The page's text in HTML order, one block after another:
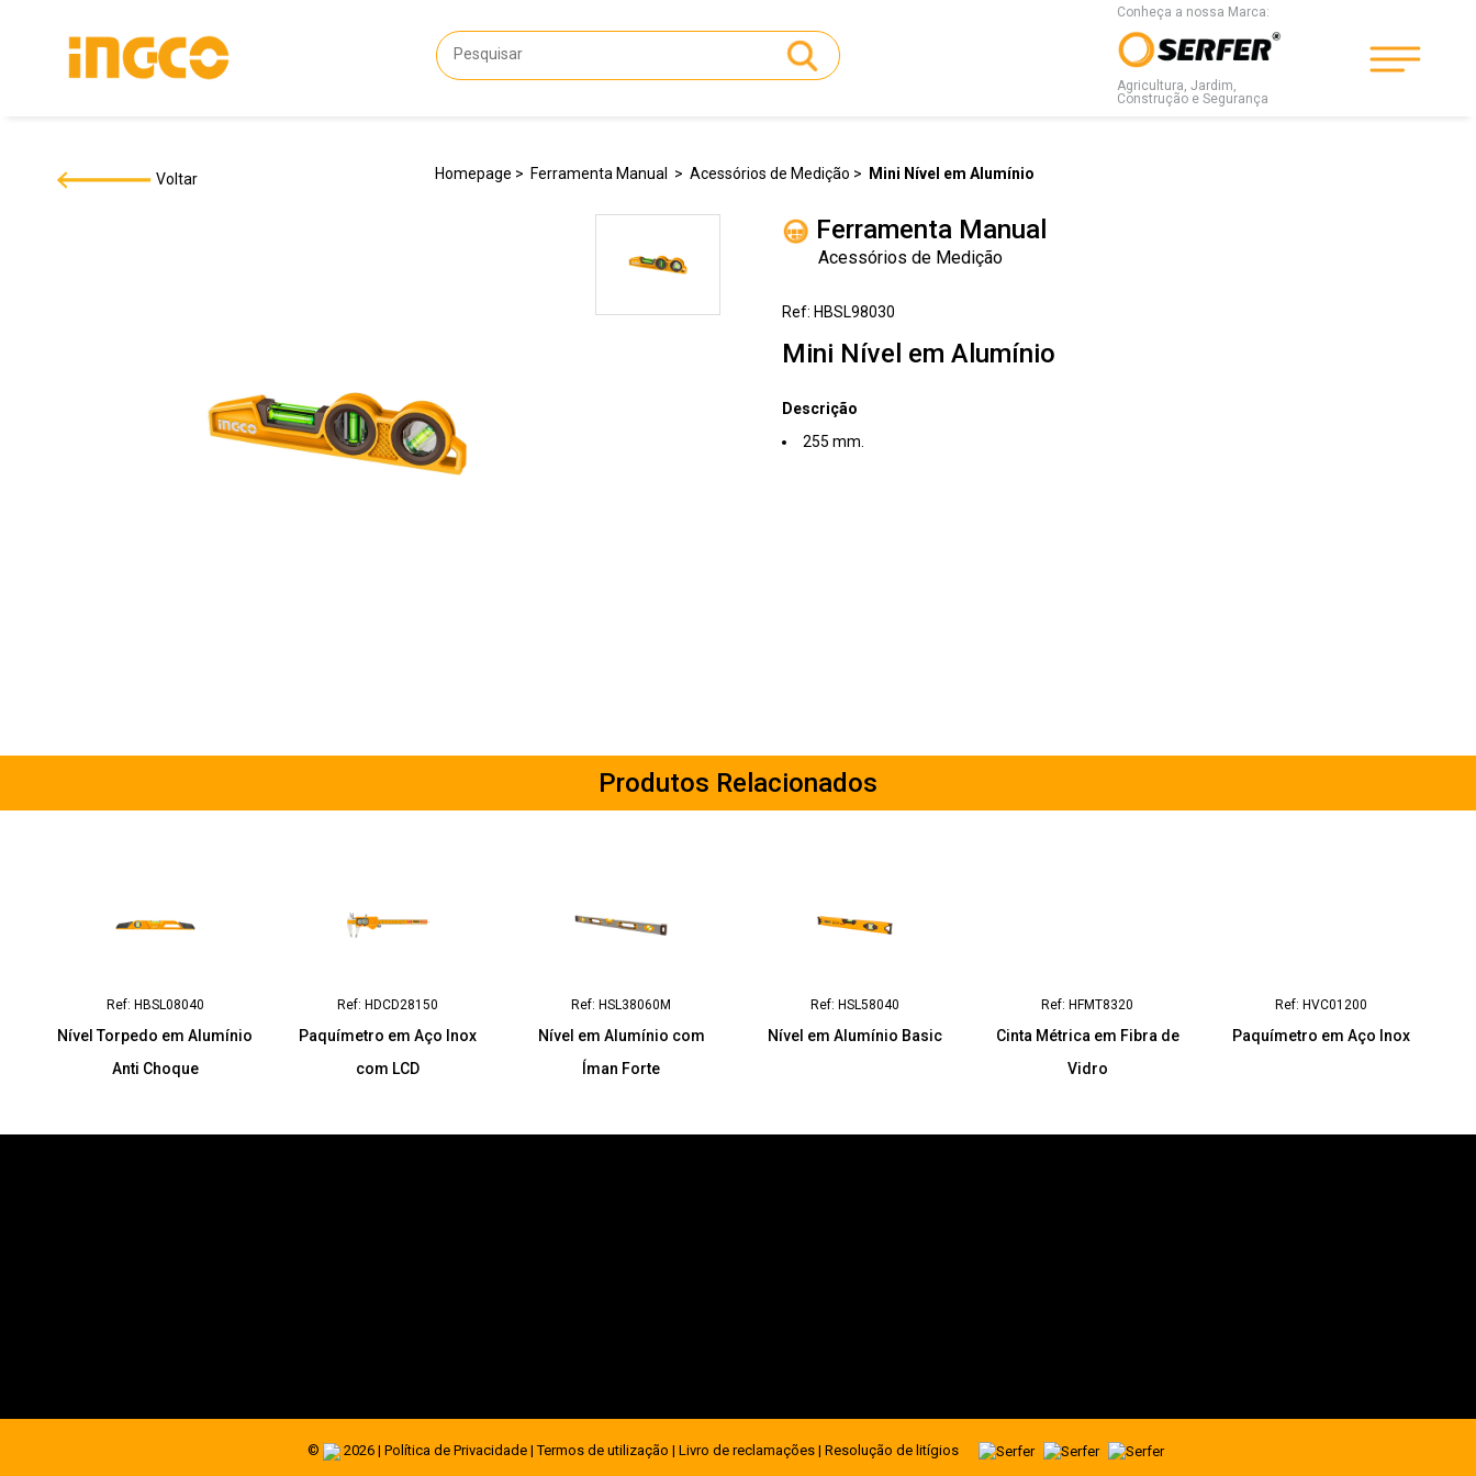
Conheça a nossa Marca:
Agricultura, Jardim,
Construção e Segurança
Homepage Ferramenta Manual Acessórios de Medição Mini Nível em Alumínio
Voltar
Ferramenta Manual
Acessórios de Medição
Ref: HBSL98030
Mini Nível em Alumínio
Descrição
255 mm.
Produtos Relacionados
Ref: HBSL08040
Nível Torpedo em Alumínio
Anti Choque
Ref: HDCD28150
Paquímetro em Aço Inox
com LCD
Ref: HSL38060M
Nível em Alumínio com
Íman Forte
Ref: HSL58040
Nível em Alumínio Basic
Ref: HFMT8320
Cinta Métrica em Fibra de
Vidro
Ref: HVC01200
Paquímetro em Aço Inox
© 2026 | Política de Privacidade|Termos de utilização | Livro de reclamações| Resolução de litígios